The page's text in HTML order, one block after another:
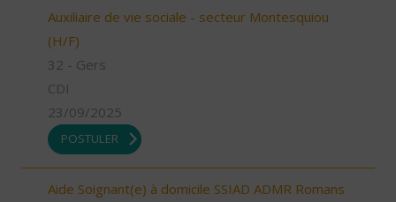
Auxiliaire de vie sociale - secteur Montesquiou
(H/F)
32 - Gers
CDI
23/09/2025
POSTULER
Aide Soignant(e) à domicile SSIAD ADMR Romans